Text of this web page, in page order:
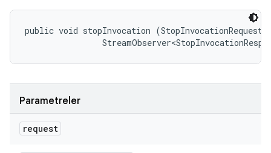
public void stopInvocation
Parametreler
request